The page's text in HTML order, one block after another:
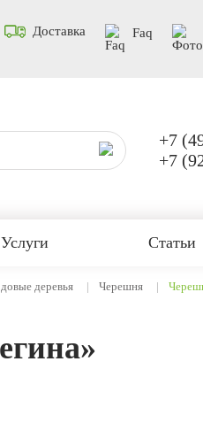
Доставка Faq
+7
+7
Услуги Статьи
деревья Черешня